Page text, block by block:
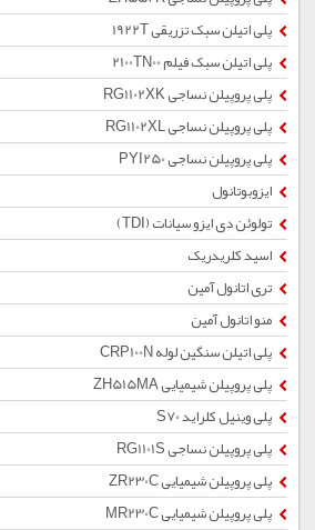
پلی اتیلن سبک تزریقی 1922T
پلی اتیلن سبک فیلم 2100TN00
پلی پروپیلن نساجی RG1102XK
پلی پروپیلن نساجی RG1102XL
پلی پروپیلن نساجی PYI250
ایزوبوتانول
تولوئن دی ایزو سیانات (TDI)
اسید کلریدریک
تری اتانول آمین
منو اتانول آمین
پلی اتیلن سنگین لوله CRP100N
پلی پروپیلن شیمیایی ZH515MA
پلی وینیل کلراید S70
پلی پروپیلن نساجی RG1101S
پلی پروپیلن شیمیایی ZR230C
پلی پروپیلن شیمیایی MR230C